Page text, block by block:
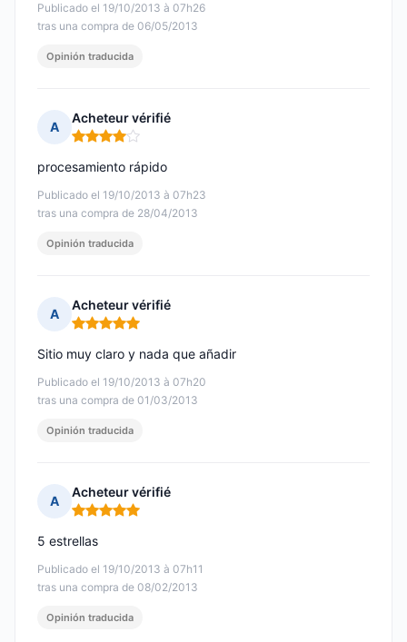
Publicado el 19/10/2013 à 07h26
tras una compra de 06/05/2013
Opinión traducida
A
Acheteur vérifié
Nota: 4 de 5
Publicado el 19/10/2013 à 07h23
tras una compra de 28/04/2013
procesamiento rápido
Opinión traducida
A
Acheteur vérifié
Nota: 5 de 5
Publicado el 19/10/2013 à 07h20
tras una compra de 01/03/2013
Sitio muy claro y nada que añadir
Opinión traducida
A
Acheteur vérifié
Nota: 5 de 5
Publicado el 19/10/2013 à 07h11
tras una compra de 08/02/2013
5 estrellas
Opinión traducida